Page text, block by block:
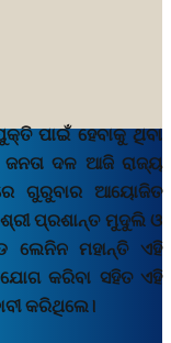
ପାଇଁ ହେବାକୁ ଥିବା
ଦଳ ଆଜି ରାଜ୍ୟ
ଗୁରୁବାର ଆୟୋଜିତ
ପ୍ରଶାନ୍ତ ମୁଦୁଲି ଓ
ଲେନିନ ମହାନ୍ତି ଏହି
କରିବା ସହିତ ଏହି
କରିଥିଲେ।